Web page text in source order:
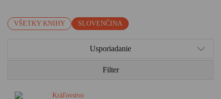
VŠETKY KNIHY SLOVENČINA
Usporiadanie
Filter